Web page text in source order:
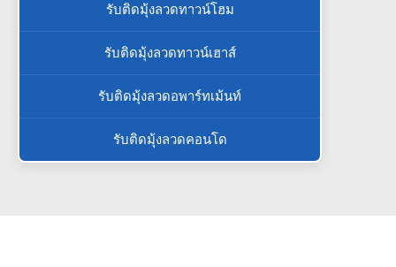
รับติดมุ้งลวดทาวน์โฮม
รับติดมุ้งลวดทาวน์เฮาส์
รับติดมุ้งลวดอพาร์ทเม้นท์
รับติดมุ้งลวดคอนโด